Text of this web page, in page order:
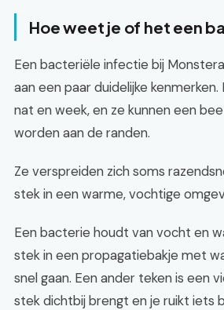
Hoe weet je of het een
Een bacteriële infectie bij
aan een paar duidelijke kenmerken.
nat en week, en ze kunnen een
worden aan de randen.
Ze verspreiden zich soms
stek in een warme, vochtige
Een bacterie houdt van vocht en
stek in een propagatiebakje met
snel gaan. Een ander teken is een
stek dichtbij brengt en je ruikt iets